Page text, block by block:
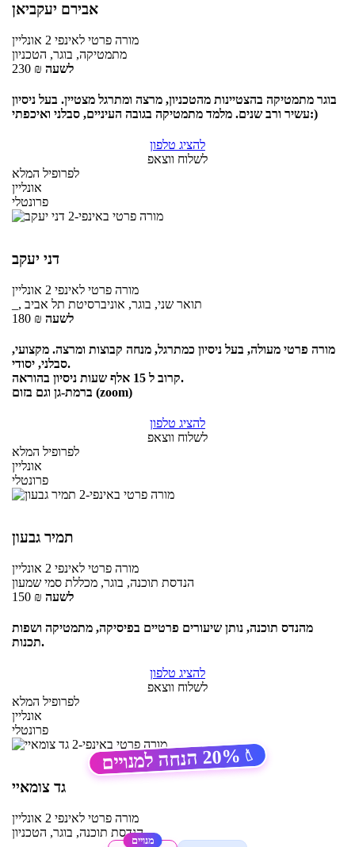
אבירם יעקביאן
מורה פרטי לאינפי 2
אונליין
מתמטיקה, בוגר, הטכניון
230 ₪ לשעה
בוגר מתמטיקה בהצטיינות מהטכניון, מרצה ומתרגל מצטיין. בעל ניסיון
עשיר ורב שנים. מלמד מתמטיקה בגובה העיניים, סבלני ואיכפתי:)
להציג טלפון
לשלוח ווצאפ
לפרופיל המלא
אונליין
פרונטלי
דני יעקב
מורה פרטי לאינפי 2
אונליין
_, תואר שני, בוגר, אוניברסיטת תל אביב
180 ₪ לשעה
מורה פרטי מעולה, בעל ניסיון כמתרגל, מנחה קבוצות ומרצה. מקצועי,
סבלני, יסודי.
קרוב ל 15 אלף שעות ניסיון בהוראה.
ברמת-גן וגם בזום (zoom)
להציג טלפון
לשלוח ווצאפ
לפרופיל המלא
אונליין
פרונטלי
תמיר גבעון
מורה פרטי לאינפי 2
אונליין
הנדסת תוכנה, בוגר, מכללת סמי שמעון
150 ₪ לשעה
מהנדס תוכנה, נותן שיעורים פרטיים בפיסיקה, מתמטיקה ושפות
תכנות.
להציג טלפון
לשלוח ווצאפ
לפרופיל המלא
אונליין
פרונטלי
🏷️
20%
הנחה למנויים
גד צומאיי
מורה פרטי לאינפי 2
אונליין
הנדסת תוכנה, בוגר, הטכניון
מנויים